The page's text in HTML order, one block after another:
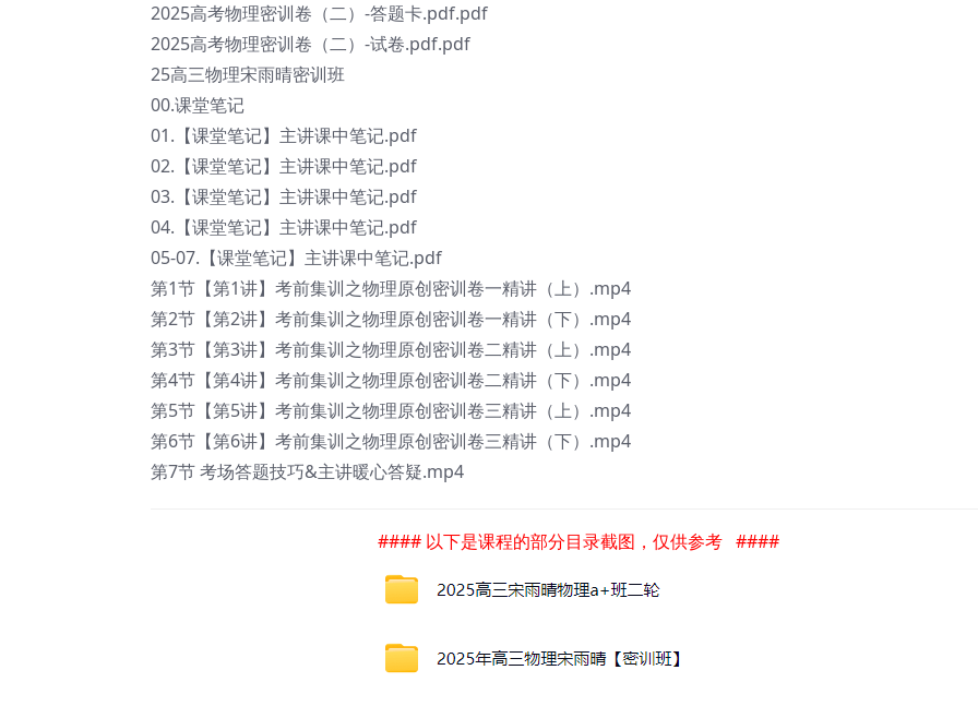
2025高考物理密训卷（二）-答题卡.pdf.pdf
2025高考物理密训卷（二）-试卷.pdf.pdf
25高三物理宋雨晴密训班
00.课堂笔记
01.【课堂笔记】主讲课中笔记.pdf
02.【课堂笔记】主讲课中笔记.pdf
03.【课堂笔记】主讲课中笔记.pdf
04.【课堂笔记】主讲课中笔记.pdf
05-07.【课堂笔记】主讲课中笔记.pdf
第1节【第1讲】考前集训之物理原创密训卷一精讲（上）.mp4
第2节【第2讲】考前集训之物理原创密训卷一精讲（下）.mp4
第3节【第3讲】考前集训之物理原创密训卷二精讲（上）.mp4
第4节【第4讲】考前集训之物理原创密训卷二精讲（下）.mp4
第5节【第5讲】考前集训之物理原创密训卷三精讲（上）.mp4
第6节【第6讲】考前集训之物理原创密训卷三精讲（下）.mp4
第7节 考场答题技巧&主讲暖心答疑.mp4
#### 以下是课程的部分目录截图，仅供参考 ####